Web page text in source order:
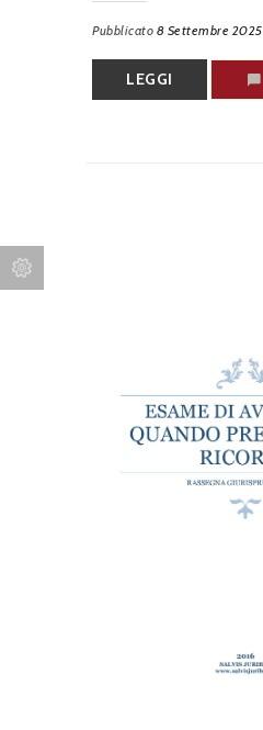
Pubblicato 8 Settembre 2025
LEGGI